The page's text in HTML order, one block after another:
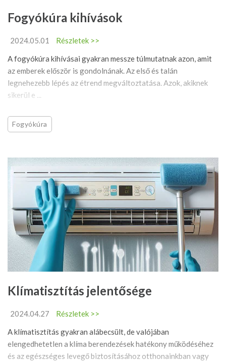
Fogyókúra kihívások
2024.05.01
Részletek >>
A fogyókúra kihívásai gyakran messze túlmutatnak azon, amit
az emberek először is gondolnának. Az első és talán
legnehezebb lépés az étrend megváltoztatása. Azok, akiknek
sikerül e ...
Fogyókúra
Klímatisztítás jelentősége
2024.04.27
Részletek >>
A klímatisztítás gyakran alábecsült, de valójában
elengedhetetlen a klíma berendezések hatékony működéséhez
és az egészséges levegő biztosításához otthonainkban vagy